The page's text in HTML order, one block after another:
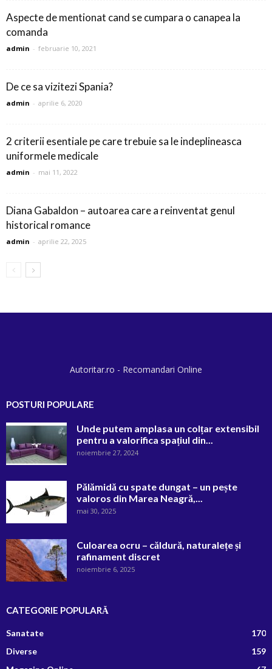
Aspecte de mentionat cand se cumpara o canapea la
comanda
admin - februarie 10, 2021
De ce sa vizitezi Spania?
admin - aprilie 6, 2020
2 criterii esentiale pe care trebuie sa le indeplineasca
uniformele medicale
admin - mai 11, 2022
Diana Gabaldon – autoarea care a reinventat genul
historical romance
admin - aprilie 22, 2025
Autoritar.ro - Recomandari Online
POSTURI POPULARE
Unde putem amplasa un colțar extensibil
pentru a valorifica spațiul din...
noiembrie 27, 2024
Pălămidă cu spate dungat – un pește
valoros din Marea Neagră,...
mai 30, 2025
Culoarea ocru – căldură, naturalețe și
rafinament discret
noiembrie 6, 2025
CATEGORIE POPULARĂ
Sanatate
170
Diverse
159